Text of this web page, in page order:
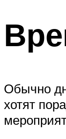
Обычно
хотят